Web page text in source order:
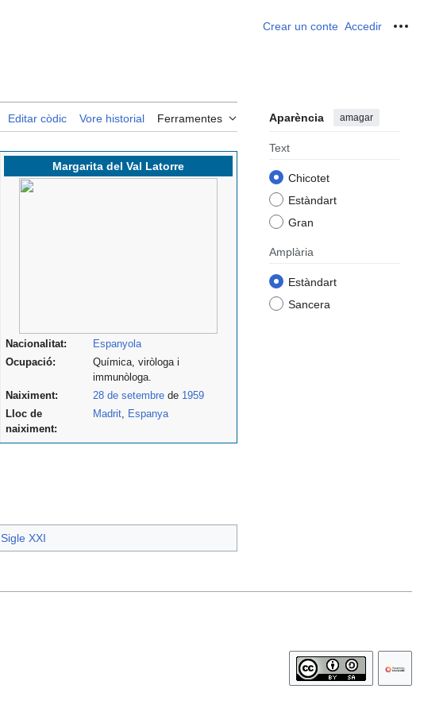
Crear un conte Accedir
Editar còdic Vore historial Ferramentes Aparència amagar
Text
Chicotet
Estàndart
Gran
Amplària
Estàndart
Sancera
Margarita del Val Latorre
Nacionalitat:
Espanyola
Ocupació:
Química, viròloga i
immunòloga.
Naiximent:
28 de setembre de 1959
Lloc de
naiximent:
Madrit, Espanya
Sigle XXI